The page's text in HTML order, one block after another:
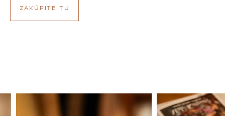
ZAKÚPITE TU